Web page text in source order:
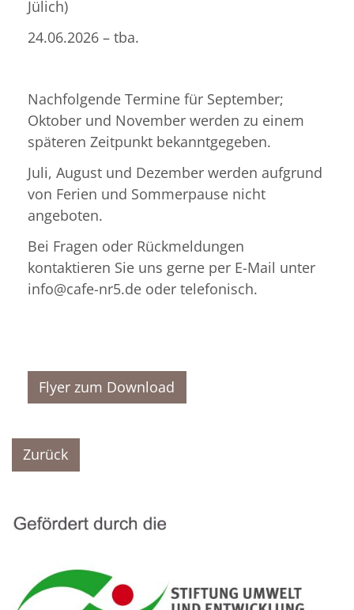
Jülich)
24.06.2026 – tba.
Nachfolgende Termine für September;
Oktober und November werden zu einem
späteren Zeitpunkt bekanntgegeben.
Juli, August und Dezember werden aufgrund
von Ferien und Sommerpause nicht
angeboten.
Bei Fragen oder Rückmeldungen
kontaktieren Sie uns gerne per E-Mail unter
info@cafe-nr5.de oder telefonisch.
Flyer zum Download
Zurück